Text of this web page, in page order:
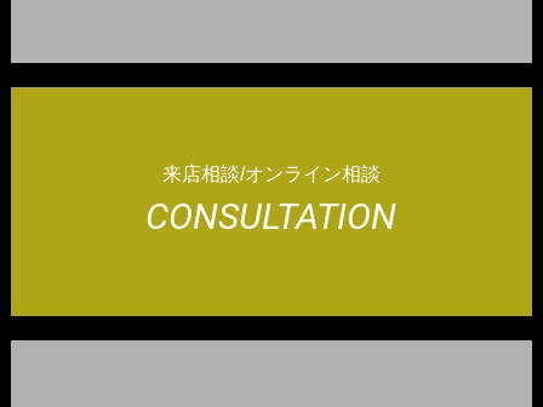
来店相談/オンライン相談
CONSULTATION